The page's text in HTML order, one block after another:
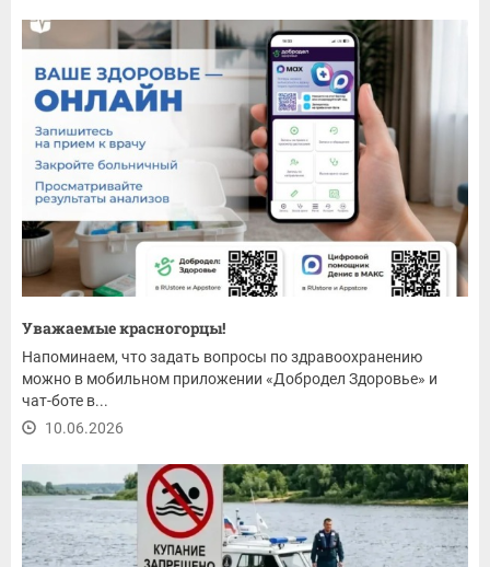
Уважаемые красногорцы!
Напоминаем, что задать вопросы по здравоохранению
можно в мобильном приложении «Добродел Здоровье» и
чат-боте в...
10.06.2026